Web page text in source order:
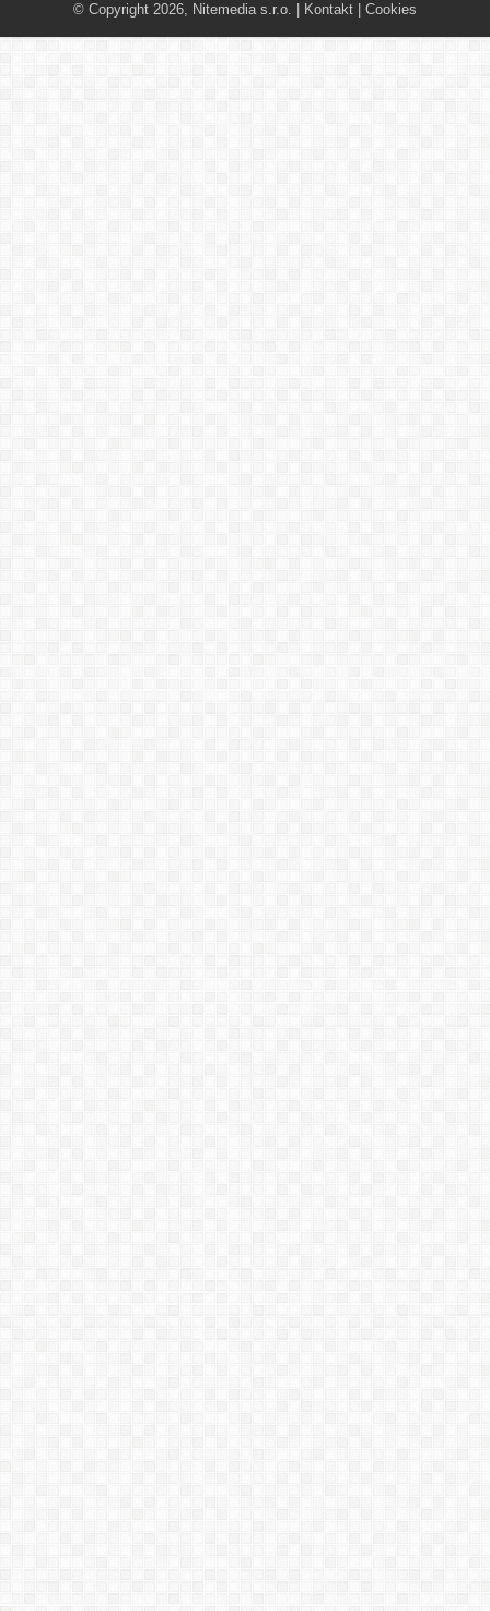
© Copyright 2026, Nitemedia s.r.o. | Kontakt Cookies